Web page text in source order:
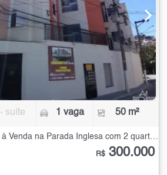
- suíte 1 vaga 50 m²
Condomínio Fechado à Venda na Parada Inglesa com 2 quartos - 50 m²
R$ 300.000